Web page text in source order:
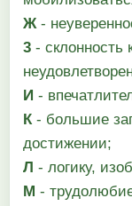
Ж-
3 - склонность
И -
К- большие
достижении;
Л - логику,
М -